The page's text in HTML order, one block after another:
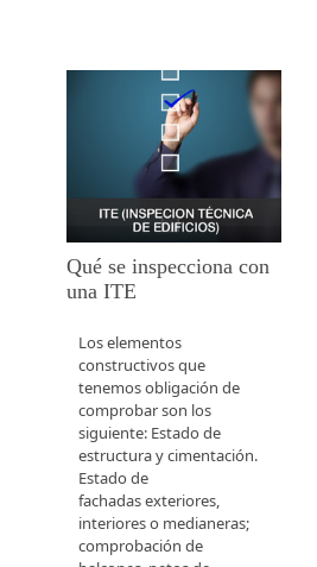
Qué se inspecciona con
una ITE
Los elementos
constructivos que
tenemos obligación de
comprobar son los
siguiente: Estado de
estructura y cimentación.
Estado de
fachadas exteriores,
interiores o medianeras;
comprobación de